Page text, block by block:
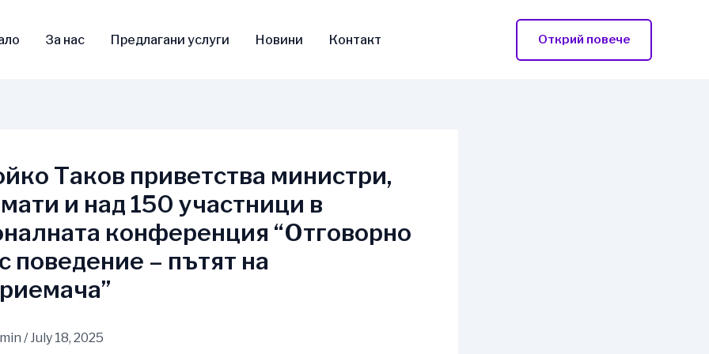
За нас Предлагани услуги Новини Контакт Открий повече
Таков приветства министри,
и над 150 участници в
конференция “Отговорно
поведение – пътят на
/July 18, 2025